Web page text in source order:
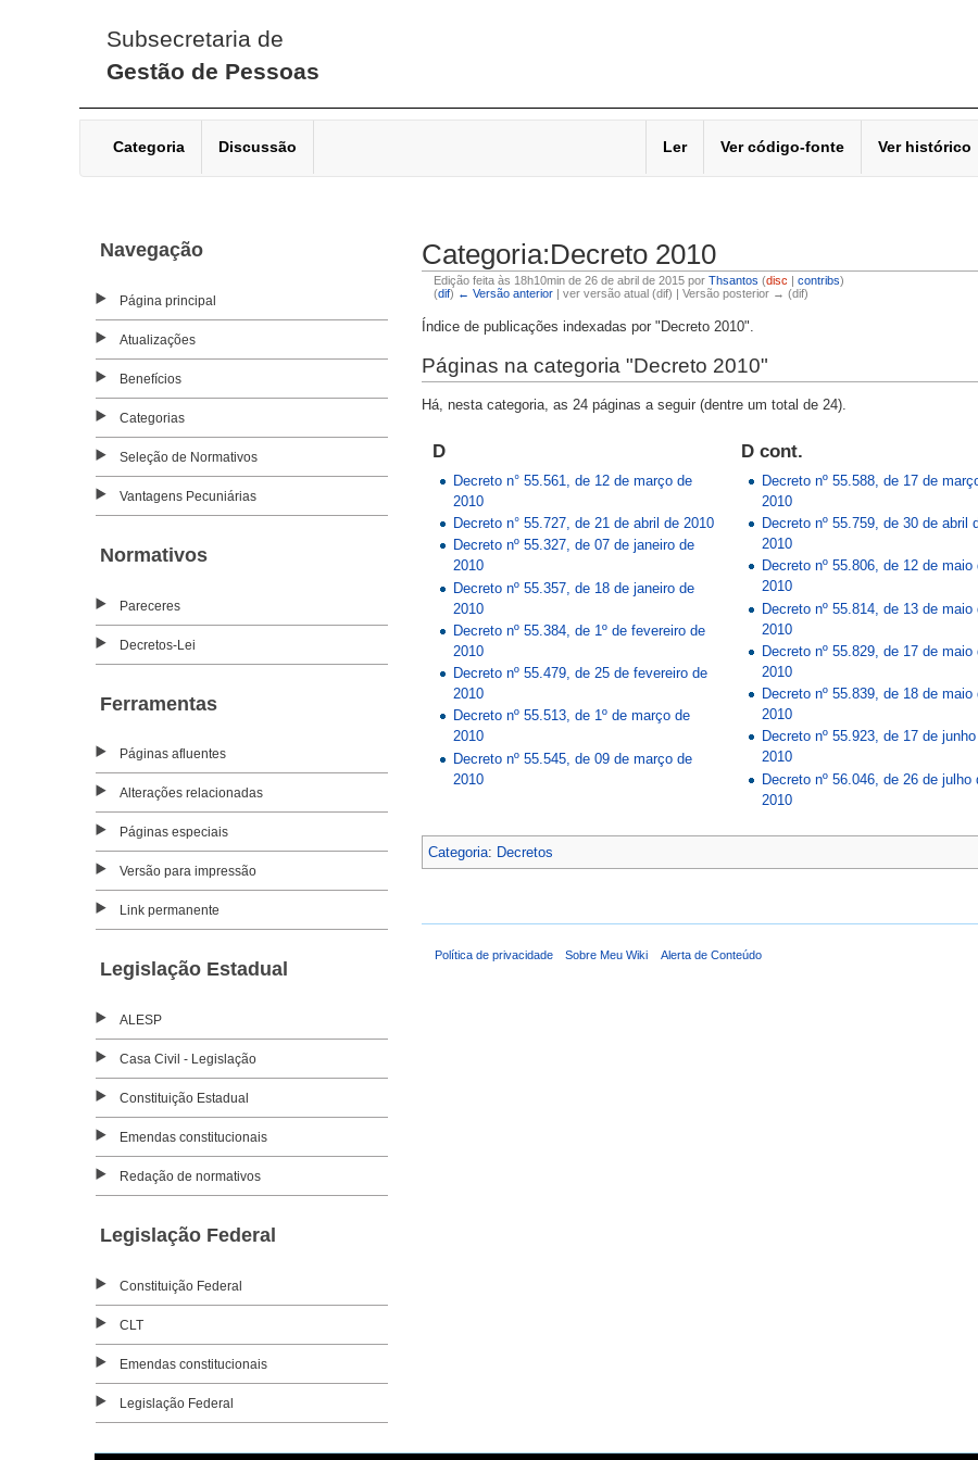
Subsecretaria de
Gestão de Pessoas
Categoria Discussão Ler Ver código-fonte Ver histórico
Navegação
Página principal
Atualizações
Benefícios
Categorias
Seleção de Normativos
Vantagens Pecuniárias
Normativos
Pareceres
Decretos-Lei
Ferramentas
Páginas afluentes
Alterações relacionadas
Páginas especiais
Versão para impressão
Link permanente
Legislação Estadual
ALESP
Casa Civil - Legislação
Constituição Estadual
Emendas constitucionais
Redação de normativos
Legislação Federal
Constituição Federal
CLT
Emendas constitucionais
Legislação Federal
Categoria:Decreto 2010
Edição feita às 18h10min de 26 de abril de 2015 por Thsantos (disc contribs)
(dif) ← Versão anterior | ver versão atual (dif) | Versão posterior → (dif)
Índice de publicações indexadas por "Decreto 2010".
Páginas na categoria "Decreto 2010"
Há, nesta categoria, as 24 páginas a seguir (dentre um total de 24).
D
Decreto n° 55.561, de 12 de março de
2010
Decreto n° 55.727, de 21 de abril de 2010
Decreto nº 55.327, de 07 de janeiro de
2010
Decreto nº 55.357, de 18 de janeiro de
2010
Decreto nº 55.384, de 1º de fevereiro de
2010
Decreto nº 55.479, de 25 de fevereiro de
2010
Decreto nº 55.513, de 1º de março de
2010
Decreto nº 55.545, de 09 de março de
2010
D cont.
Decreto nº 55.588, de 17 de
2010
Decreto nº 55.759, de 30 de abril
2010
Decreto nº 55.806, de 12 de maio
2010
Decreto nº 55.814, de 13 de maio
2010
Decreto nº 55.829, de 17 de maio
2010
Decreto nº 55.839, de 18 de maio
2010
Decreto nº 55.923, de 17 de
2010
Decreto nº 56.046, de 26 de julho
2010
Categoria: Decretos
Política de privacidade Sobre Meu Wiki Alerta de Conteúdo